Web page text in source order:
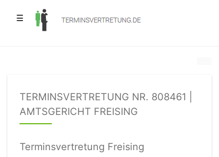
☰
TERMINSVERTRETUNG NR. 808461 |
AMTSGERICHT FREISING
Terminsvertretung Freising